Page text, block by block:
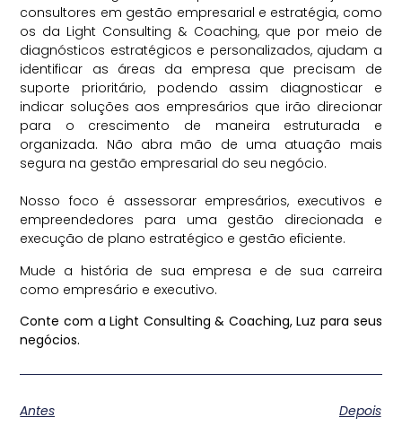
consultores em gestão empresarial e estratégia, como
os da Light Consulting & Coaching, que por meio de
diagnósticos estratégicos e personalizados, ajudam a
identificar as áreas da empresa que precisam de
suporte prioritário, podendo assim diagnosticar e
indicar soluções aos empresários que irão direcionar
para o crescimento de maneira estruturada e
organizada. Não abra mão de uma atuação mais
segura na gestão empresarial do seu negócio.
Nosso foco é assessorar empresários, executivos e
empreendedores para uma gestão direcionada e
execução de plano estratégico e gestão eficiente.
Mude a história de sua empresa e de sua carreira
como empresário e executivo.
Conte com a Light Consulting & Coaching, Luz para seus
negócios.
Antes Depois